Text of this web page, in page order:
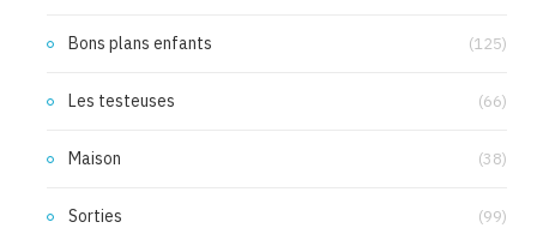
Bons plans enfants (125)
Les testeuses (66)
Maison (38)
Sorties (99)